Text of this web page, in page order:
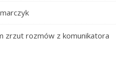
zrzut rozmów z komunikatora